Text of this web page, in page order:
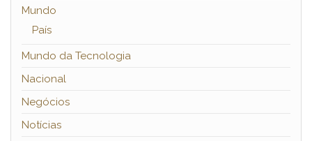
Mundo
País
Mundo da Tecnologia
Nacional
Negócios
Notícias